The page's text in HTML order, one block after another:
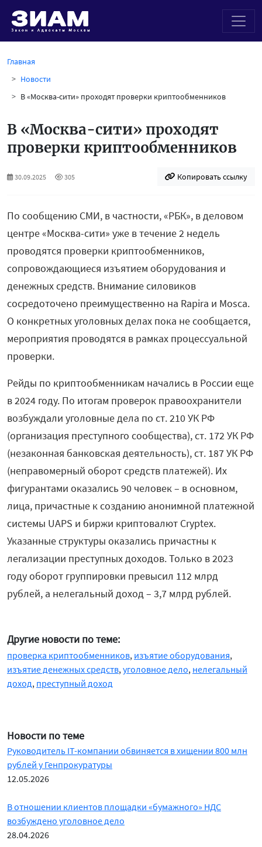
Главная
Новости
В «Москва-сити» проходят проверки криптообменников
В «Москва-сити» проходят
проверки криптообменников
30.09.2025 305 Копировать ссылку
По сообщению СМИ, в частности, «РБК», в деловом
центре «Москва-сити» уже в течение 2 недель
проводятся проверки криптообменников,
сопровождающиеся изъятием оборудования и
денежных средств. Внимание силовиков
сосредоточено преимущественно на Rapira и Mosca.
О конкретных уголовных делах пока не сообщается,
мероприятия проводятся в рамках процессуальной
проверки.
Рейды по криптообменникам начались в России еще
в 2024 году. По итогам проверок правоохранители
возбуждали уголовные дела по ст. 210 УК РФ
(организация преступного сообщества), ст. 172 УК РФ
(незаконная банковская деятельность), ст. 187 УК РФ
(неправомерный оборот средств платежей). Их
фигурантами оказались 90 человек – в основном,
лица, причастные к созданию анонимной платежной
системы UAPS и биржи криптовалют Cryptex.
Указанные структуры оказались причастны к
легализации преступных доходов. Только в 2023
году оборот группировки превысил 112 млрд
рублей, а нелегальный доход – 3,7 млрд рублей.
Другие новости по теме:
проверка криптообменников, изъятие оборудования,
изъятие денежных средств,уголовное дело, нелегальный
доход, преступный доход
Новости по теме
Руководитель IT-компании обвиняется в хищении 800 млн
рублей у Генпрокуратуры
12.05.2026
В отношении клиентов площадки «бумажного» НДС
возбуждено уголовное дело
28.04.2026